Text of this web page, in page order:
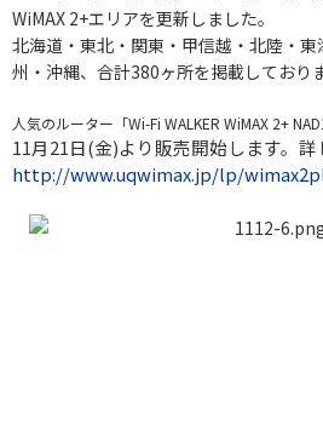
WiMAX 2+エリアを更新しました。
北海道・東北・関東・甲信越・北陸・東
州・沖縄、合計380ヶ所を掲載しており
人気のルーター「Wi-Fi WALKER WiMAX 2+
11月21日(金)より販売開始します。詳
http://www.uqwimax.jp/lp/